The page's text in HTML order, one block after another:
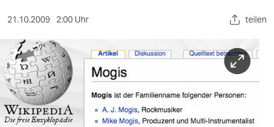
kultur
sport
berlin
nord
21.10.2009 2:00 Uhr teilen